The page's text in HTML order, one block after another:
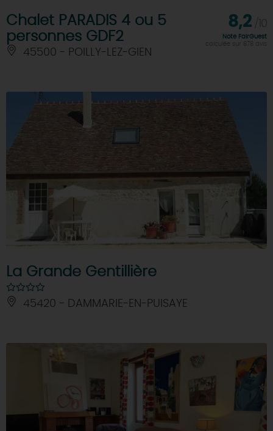
Chalet PARADIS 4 ou 5
personnes GDF2
45500 - POILLY-LEZ-GIEN
8,2
Note FairGuest
calculée sur 878 avis
La Grande Gentillière
45420 - DAMMARIE-EN-PUISAYE